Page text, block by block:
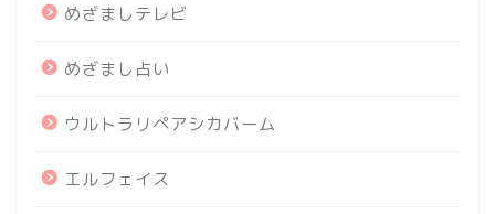
めざましテレビ
めざまし占い
ウルトラリペアシカバーム
エルフェイス